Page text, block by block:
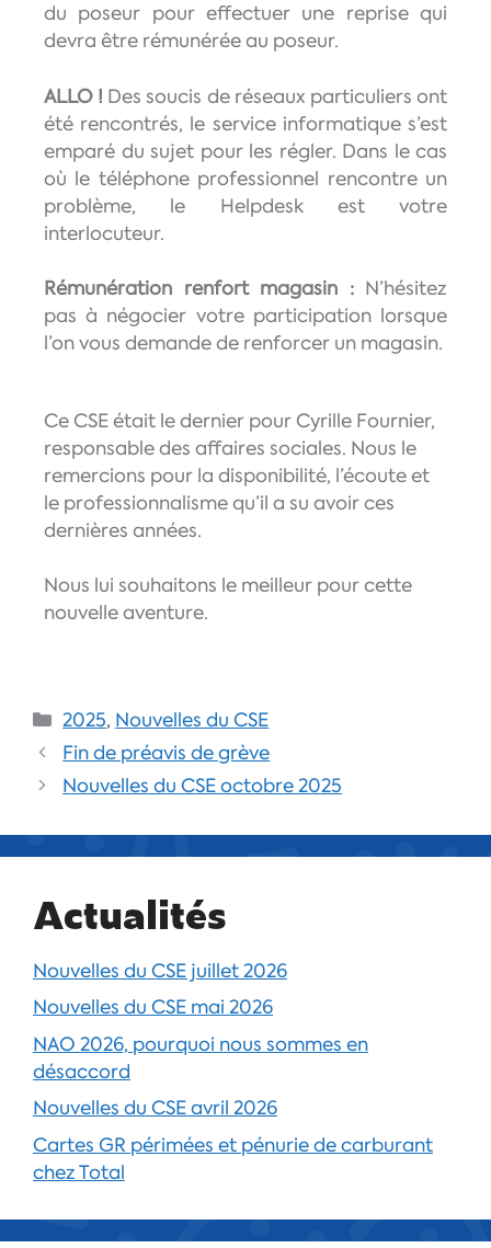
du poseur pour effectuer une reprise qui
devra être rémunérée au poseur.
ALLO ! Des soucis de réseaux particuliers ont
été rencontrés, le service informatique s’est
emparé du sujet pour les régler. Dans le cas
où le téléphone professionnel rencontre un
problème, le Helpdesk est votre
interlocuteur.
Rémunération renfort magasin : N’hésitez
pas à négocier votre participation lorsque
l’on vous demande de renforcer un magasin.
Ce CSE était le dernier pour Cyrille Fournier,
responsable des affaires sociales. Nous le
remercions pour la disponibilité, l’écoute et
le professionnalisme qu’il a su avoir ces
dernières années.
Nous lui souhaitons le meilleur pour cette
nouvelle aventure.
2025, Nouvelles du CSE
Fin de préavis de grève
Nouvelles du CSE octobre 2025
Actualités
Nouvelles du CSE juillet 2026
Nouvelles du CSE mai 2026
NAO 2026, pourquoi nous sommes en
désaccord
Nouvelles du CSE avril 2026
Cartes GR périmées et pénurie de carburant
chez Total